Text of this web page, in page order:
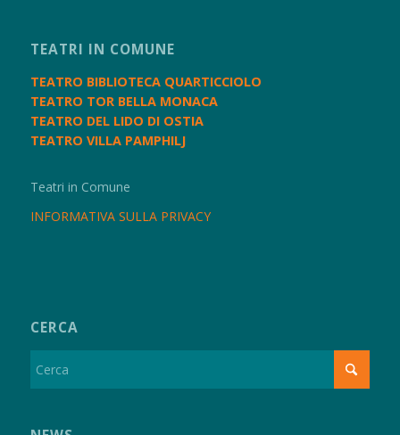
TEATRI IN COMUNE
TEATRO BIBLIOTECA QUARTICCIOLO
TEATRO TOR BELLA MONACA
TEATRO DEL LIDO DI OSTIA
TEATRO VILLA PAMPHILJ
Teatri in Comune
INFORMATIVA SULLA PRIVACY
CERCA